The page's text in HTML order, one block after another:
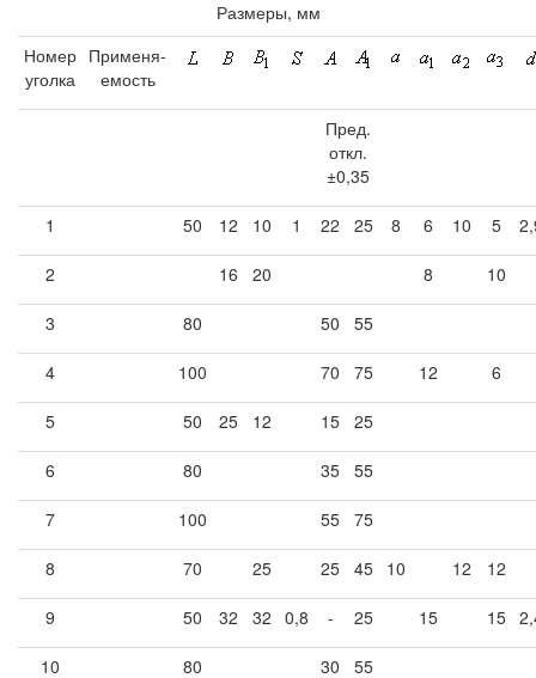
Размеры, мм
Номер
уголка
Применя-
емость
Пред.
откл.
±0,35
1 50 12 10 1 22 25 8 6 10 5
2 16 20 8 10
3 80 50 55
4 100 70 75 12 6
5 50 25 12 15 25
6 80 35 55
7 100 55 75
8 70 25 25 45 10 12 12
9 50 32 32 0,8 - 25 15 15
10 80 30 55